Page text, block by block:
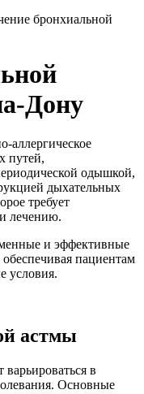
бронхиальной
Дону
аллергическое
путей,
одышкой,
дыхательных
требует
лечению.
и эффективные
пациентам
условия.
астмы
в
Основные